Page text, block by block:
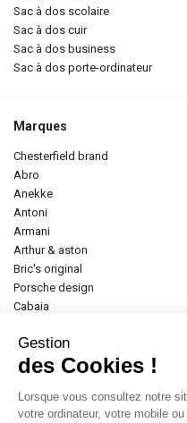
sac à dos scolaire
sac à dos cuir
sac à dos business
sac à dos porte-ordinateur
Marques
chesterfield brand
abro
anekke
antoni
armani
arthur & aston
bric's original
porsche design
cabaia
caramel et compagnie
desigual
eastpak
elite
Gestion
des Cookies !
Lorsque vous consultez notre
votre ordinateur, votre mobile